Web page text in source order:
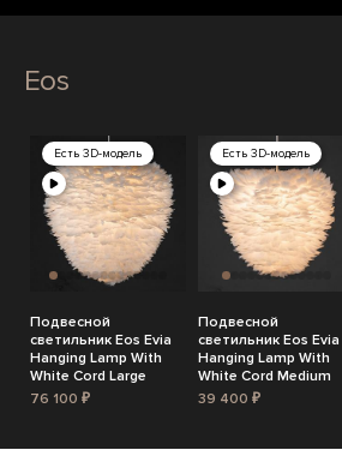
Eos
Есть 3D-модель
Подвесной
светильник Eos Evia
Hanging Lamp With
White Cord Large
76 100 ₽
Есть 3D-модель
Подвесной
светильник Eos Evia
Hanging Lamp With
White Cord Medium
39 400 ₽